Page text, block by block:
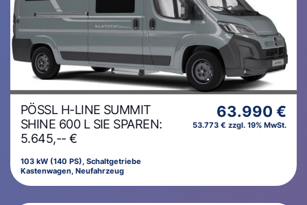
PÖSSL H-LINE SUMMIT
SHINE 600 L SIE SPAREN:
5.645,-- €
103 kW (140 PS), Schaltgetriebe
Kastenwagen, Neufahrzeug
63.990 €
53.773 € zzgl. 19% MwSt.